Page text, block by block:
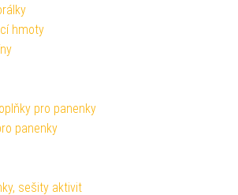
hmoty
pro panenky
panenky
sešity aktivit